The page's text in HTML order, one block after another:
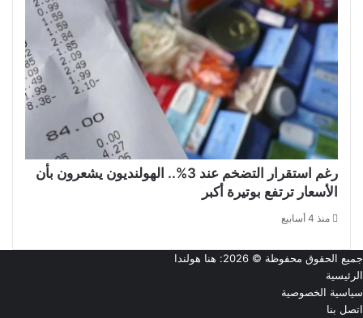
رغم استقرار التضخم عند 3%.. الهولنديون يشعرون بأن
الأسعار ترتفع بوتيرة أكبر
منذ 4 أسابيع
جميع الحقوق محفوظة © 2026:
هنا هولندا
الرئيسية
سياسية الخصوصية
اتصل بنا